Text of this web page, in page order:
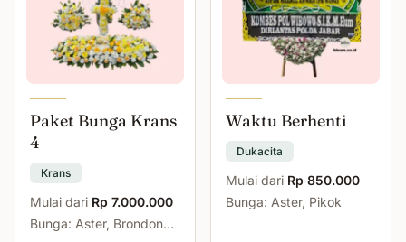
Paket Bunga Krans
4
Krans
Mulai dari Rp 7.000.000
Bunga: Aster, Brondong,
Waktu Berhenti
Dukacita
Mulai dari Rp 850.000
Bunga: Aster, Pikok